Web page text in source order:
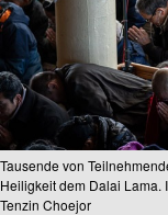
Tausende von
Heiligkeit dem Dalai Lama.
Tenzin Choejor